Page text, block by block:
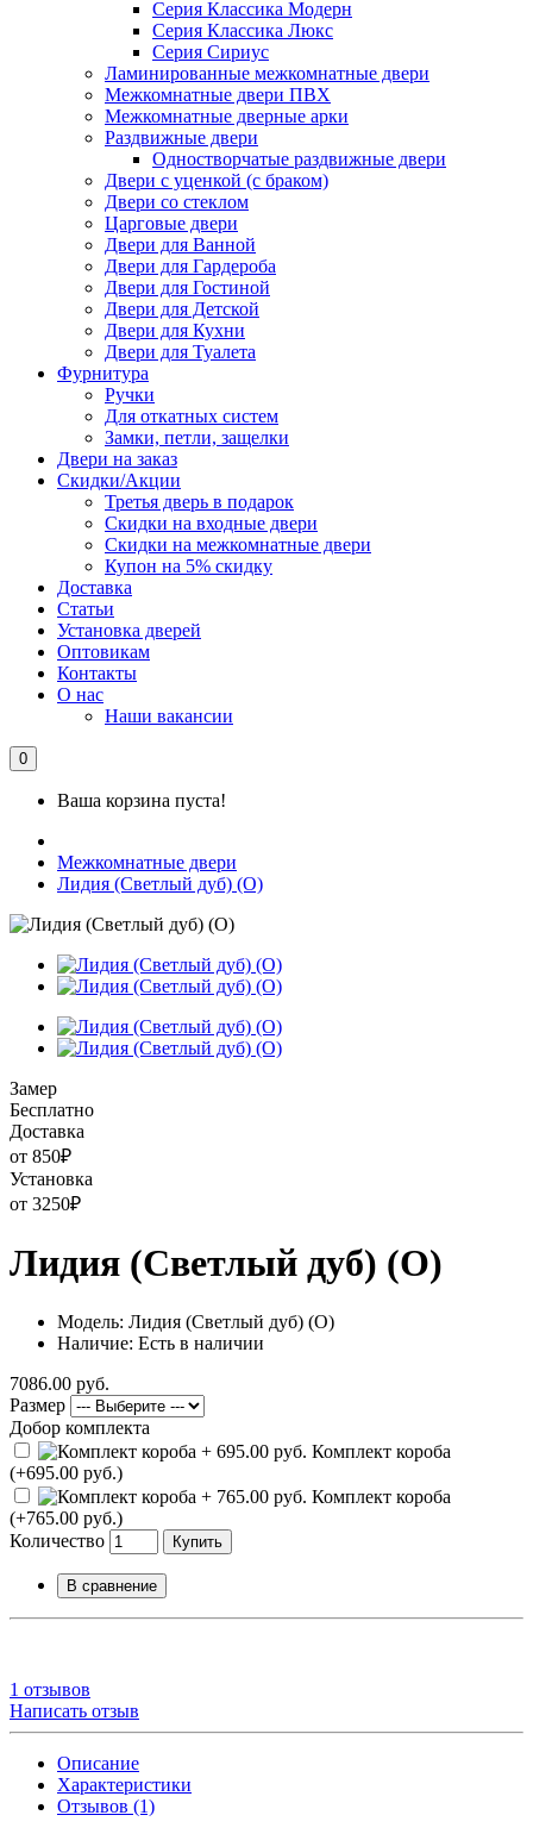
Серия Классика Модерн
Серия Классика Люкс
Серия Сириус
Ламинированные межкомнатные двери
Межкомнатные двери ПВХ
Межкомнатные дверные арки
Раздвижные двери
Одностворчатые раздвижные двери
Двери с уценкой (с браком)
Двери со стеклом
Царговые двери
Двери для Ванной
Двери для Гардероба
Двери для Гостиной
Двери для Детской
Двери для Кухни
Двери для Туалета
Фурнитура
Ручки
Для откатных систем
Замки, петли, защелки
Двери на заказ
Скидки/Акции
Третья дверь в подарок
Скидки на входные двери
Скидки на межкомнатные двери
Купон на 5% скидку
Доставка
Статьи
Установка дверей
Оптовикам
Контакты
О нас
Наши вакансии
0
Ваша корзина пуста!
Межкомнатные двери
Лидия (Светлый дуб) (О)
Замер
Бесплатно
Доставка
от 850₽
Установка
от 3250₽
Лидия (Светлый дуб) (О)
Модель: Лидия (Светлый дуб) (О)
Наличие: Есть в наличии
7086.00 руб.
Размер
Добор комплекта
Комплект короба
(+695.00 руб.)
Комплект короба
(+765.00 руб.)
Количество
Купить
В сравнение
1 отзывов
Написать отзыв
Описание
Характеристики
Отзывов (1)